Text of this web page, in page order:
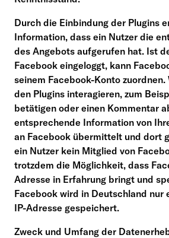
Durch die Einbindung der Plugins
Information, dass ein Nutzer die
des Angebots aufgerufen hat. Ist
Facebook eingeloggt, kann
seinem Facebook-Konto zuordnen.
den Plugins interagieren, zum
betätigen oder einen Kommentar
entsprechende Information von
an Facebook übermittelt und dort
ein Nutzer kein Mitglied von
trotzdem die Möglichkeit, dass
Adresse in Erfahrung bringt und
Facebook wird in Deutschland nur
IP-Adresse gespeichert.
Zweck und Umfang der